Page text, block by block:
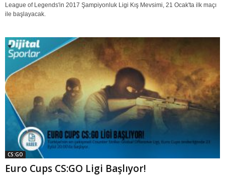
League of Legends'in 2017 Şampiyonluk Ligi Kış Mevsimi, 21 Ocak'ta ilk maçı
ile başlayacak.
CS:GO
Euro Cups CS:GO Ligi Başlıyor!